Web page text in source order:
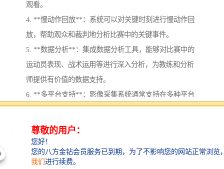
观看。
4. **慢动作回放**：系统可以对关键时刻进行慢动作回
放，帮助观众和裁判地分析比赛中的关键事件。
5. **数据分析**：集成数据分析工具，能够对比赛中的
运动员表现、战术运用等进行深入分析，为教练和分析
师提供有价值的数据支持。
6. **多平台支持**：影像采集系统通常支持在多种平台
上进行播放，例如手机、平板和电脑，方便用户在不同
设备上观看。
7. **用户友好界面**：系统界面通常设计简洁易用，使
得用户能够轻松进行操作，如选择回放段落、调节播放